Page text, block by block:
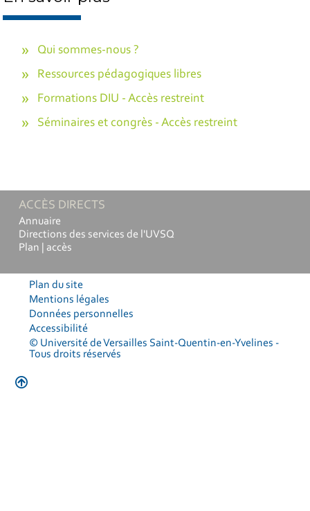
Qui sommes-nous ?
Ressources pédagogiques libres
Formations DIU - Accès restreint
Séminaires et congrès - Accès restreint
ACCÈS DIRECTS
Annuaire
Directions des services de l'UVSQ
Plan | accès
Plan du site
Mentions légales
Données personnelles
Accessibilité
© Université de Versailles Saint-Quentin-en-Yvelines -
Tous droits réservés